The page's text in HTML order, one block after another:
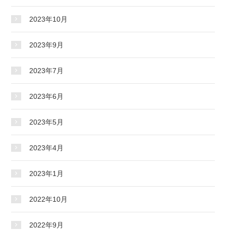
2023年10月
2023年9月
2023年7月
2023年6月
2023年5月
2023年4月
2023年1月
2022年10月
2022年9月